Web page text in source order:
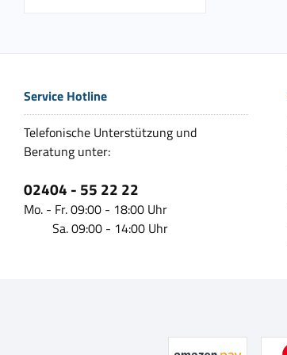
Service Hotline
Telefonische Unterstützung und
Beratung unter:
02404 - 55 22 22
Mo. - Fr. 09:00 - 18:00 Uhr
Sa. 09:00 - 14:00 Uhr